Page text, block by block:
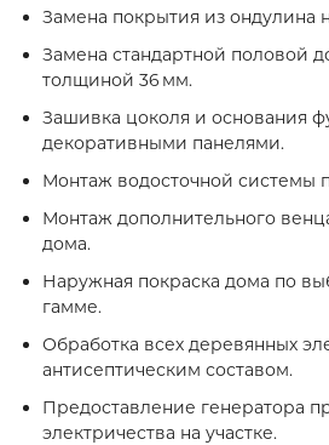
Замена покрытия из ондулина
Замена стандартной половой
толщиной 36 мм.
Зашивка цоколя и основания
декоративными панелями.
Монтаж водосточной системы
Монтаж дополнительного
дома.
Наружная покраска дома по
гамме.
Обработка всех деревянных
антисептическим составом.
Предоставление генератора
электричества на участке.